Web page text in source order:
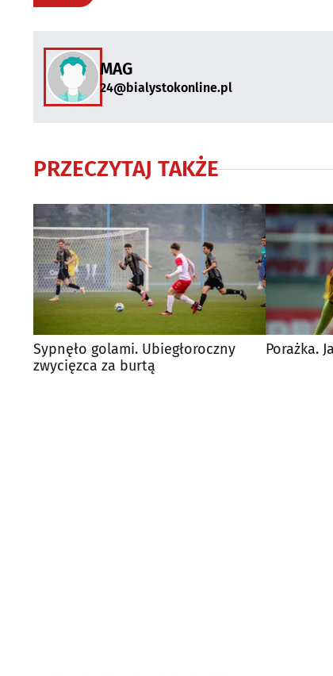
MAG
24@bialystokonline.pl
PRZECZYTAJ TAKŻE
Sypnęło golami. Ubiegłoroczny
zwycięzca za burtą
Porażka.